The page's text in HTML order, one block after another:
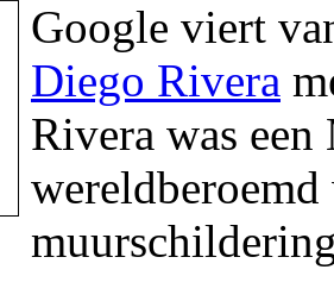
Google viert
Diego Rivera
Rivera was een